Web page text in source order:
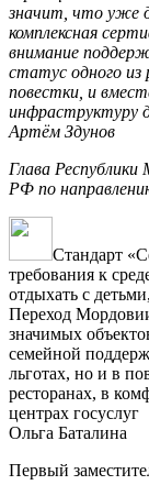
значит, что уже
комплексная
внимание
статус одного из
повестки, и
инфраструктуру
Артём Здунов
Глава Республики
РФ по
Стандарт
требования к
отдыхать с
Переход
значимых
семейной
льготах, но и в
ресторанах, в
центрах госуслуг
Ольга Баталина
Первый